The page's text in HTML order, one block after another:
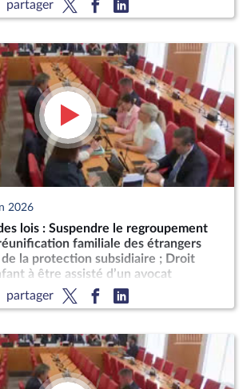
partager
2026
lois : Suspendre le regroupement
familiale des étrangers
la protection subsidiaire ; Droit
à être assisté d’un avocat
partager